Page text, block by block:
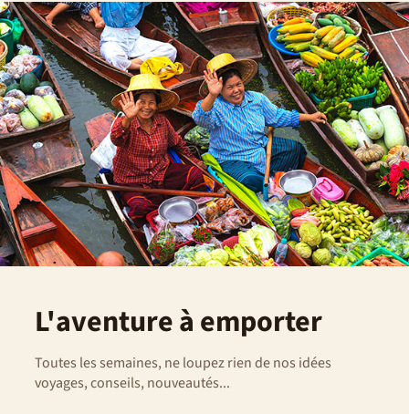
L'aventure à emporter
Toutes les semaines, ne loupez rien de nos idées
voyages, conseils, nouveautés...